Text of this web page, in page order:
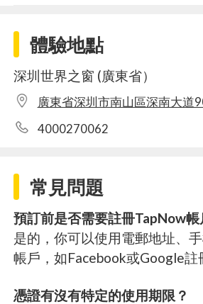
體驗地點
深圳世界之窗 (廣東省）
廣東省深圳市南山區深南大道
4000270062
常見問題
預訂前是否需要註冊TapNow帳
是的，你可以使用電郵地址、
帳戶，如Facebook或Google註
憑證有沒有特定的使用期限？